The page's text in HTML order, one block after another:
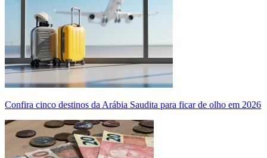
Confira cinco destinos da Arábia Saudita para ficar de olho em 2026